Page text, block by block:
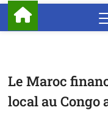
Le Maroc
local au Congo